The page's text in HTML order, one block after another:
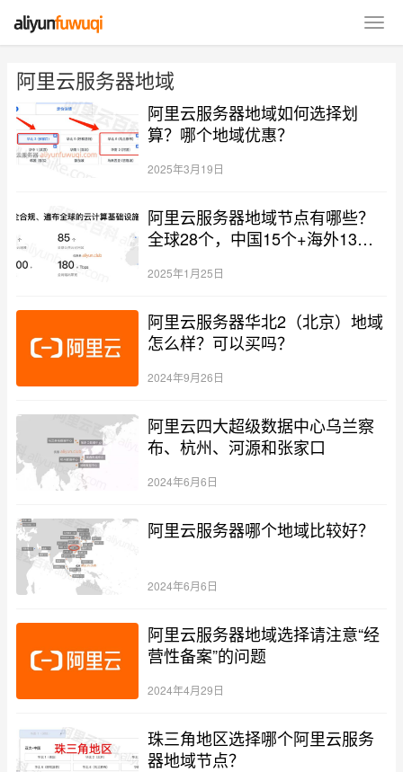
阿里云服务器地域
阿里云服务器地域如何选择划
算？哪个地域优惠？
2025年3月19日
阿里云服务器地域节点有哪些？
全球28个，中国15个+海外13个
2025年1月25日
阿里云服务器华北2（北京）地域
怎么样？可以买吗？
2024年9月26日
阿里云四大超级数据中心乌兰察
布、杭州、河源和张家口
2024年6月6日
阿里云服务器哪个地域比较好？
2024年6月6日
阿里云服务器地域选择请注意“经
营性备案”的问题
2024年4月29日
珠三角地区选择哪个阿里云服务
器地域节点？